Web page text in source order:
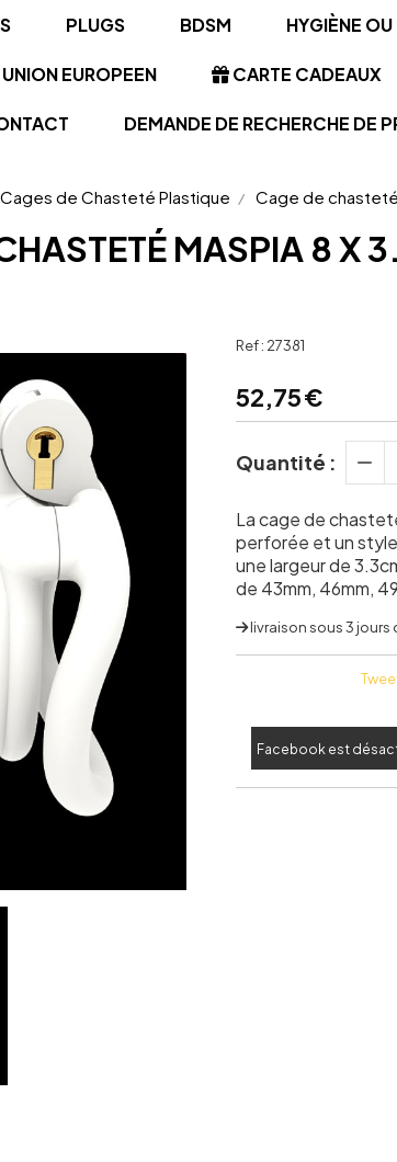
PLUGS BDSM HYGIÈNE OU
EUROPEEN CARTE CADEAUX
DEMANDE DE RECHERCHE DE
Cages de Chasteté Plastique Cage de chasteté
MASPIA 8 X
Ref : 27381
52,75€
Quantité :
La cage de
perforée et un
une largeur de
de 43mm, 46mm,
livraison sous 3
Facebook est